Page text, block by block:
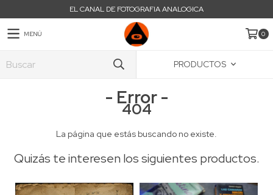
EL CANAL DE FOTOGRAFIA ANALOGICA
MENÚ 0
PRODUCTOS
- Error -
404
La página que estás buscando no existe.
Quizás te interesen los siguientes productos.